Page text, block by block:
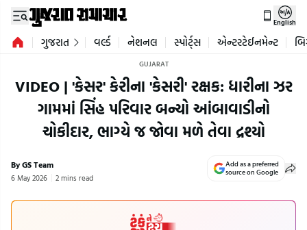
English
ગુજરાત વર્લ્ડ નેશનલ સ્પોર્ટ્સ એન્ટરટેઈનમેન્ટ
GUJARAT
VIDEO | 'કેસર' કેરીના 'કેસરી' રક્ષક: ધારીના ઝર
ગામમાં સિંહ પરિવાર બન્યો આંબાવાડીનો
ચોકીદાર, ભાગ્યે જ જોવા મળે તેવા દ્રશ્યો
By GS Team
6 May 2026 2 mins read
Add as a preferred
source on Google